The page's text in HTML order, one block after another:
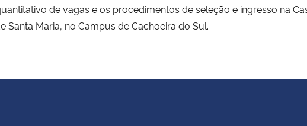
de vagas e os procedimentos de seleção e ingresso na
Santa Maria, no Campus de Cachoeira do Sul.